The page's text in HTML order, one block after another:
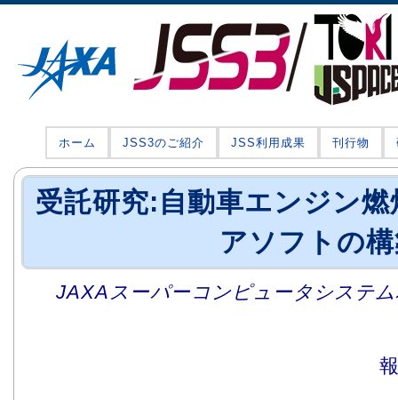
ホーム JSS3のご紹介 JSS利用成果 刊行物
受託研究:自動車エンジン
アソフトの
JAXAスーパーコンピュータシステ